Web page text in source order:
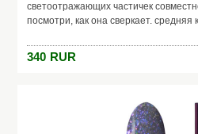
светоотражающих частичек
посмотри, как она сверкает. средняя
340 RUR